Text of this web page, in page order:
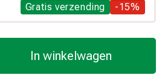
Gratis verzending -15%
In winkelwagen